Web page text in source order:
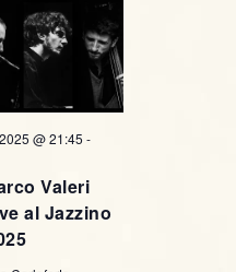
Valeri
al Jazzino
@ 21:45 -